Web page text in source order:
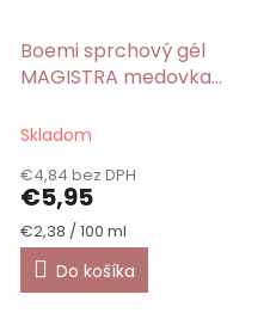
Boemi sprchový gél
MAGISTRA medovka
Skladom
€4,84 bez DPH
€5,95
Jednotková
cena:
€2,38 / 100 ml
Do košíka